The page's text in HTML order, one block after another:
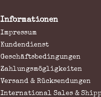
Informationen
Impressum
Kundendienst
Geschäftsbedingungen
Zahlungsmögligkeiten
Versand & Rücksendungen
International Sales &